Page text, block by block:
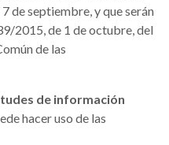
de septiembre, y que serán
2015, de 1 de octubre, del
de las
de información
hacer uso de las